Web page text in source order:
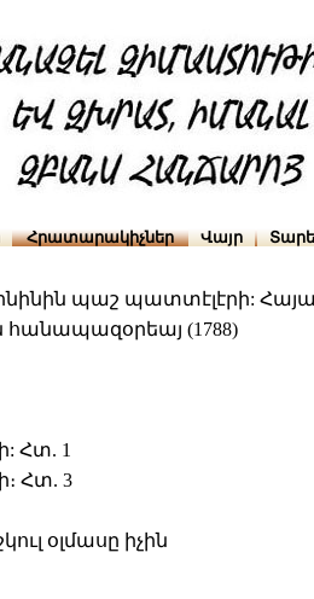
Հրատարակիչներ Վայր
պաշ պատտէլէրի:
հանապազօրեայ (1788)
Հտ. 1
Հտ. 3
օլմասը իչին